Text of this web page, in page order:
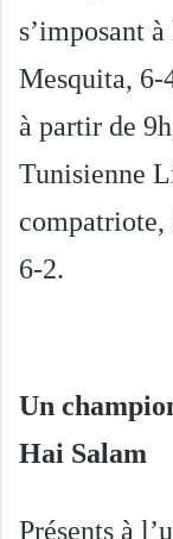
s’imposant
Mesquita, 6-
à partir de
Tunisienne
compatriote,
6-2.
Un
Hai Salam
Présents à